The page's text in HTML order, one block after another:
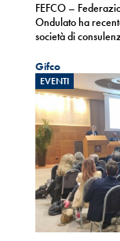
FEFCO –
Ondulato ha
società di
Gifco
EVENTI